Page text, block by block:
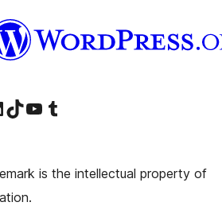
bezoeken
account
ons LinkedIn account
Bezoek ons TikTok account
Bezoek ons YouTube kanaalBezoek ons Tumblr account
is the intellectual property of